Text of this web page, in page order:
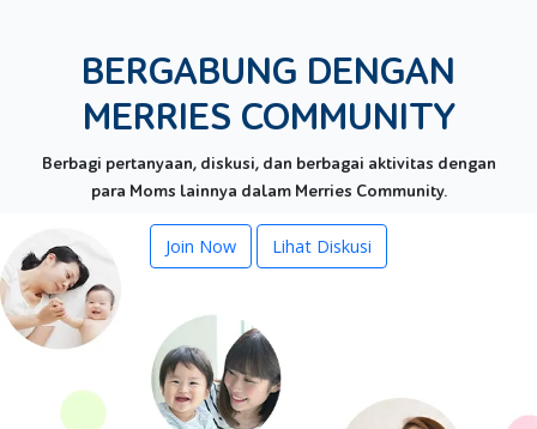
BERGABUNG DENGAN
MERRIES COMMUNITY
Berbagi pertanyaan, diskusi, dan berbagai aktivitas dengan
para Moms lainnya dalam Merries Community.
Join Now Lihat Diskusi